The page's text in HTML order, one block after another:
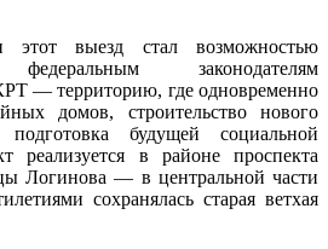
выезд стал возможностью
федеральным законодателям
— территорию, где одновременно
домов, строительство нового
будущей социальной
реализуется в районе проспекта
Логинова — в центральной части
сохранялась старая ветхая